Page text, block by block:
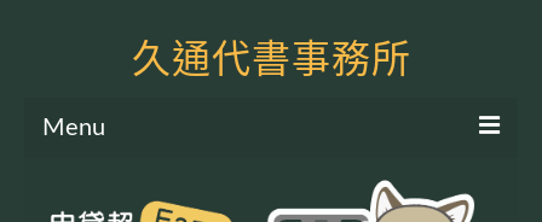
久通代書事務所
Menu